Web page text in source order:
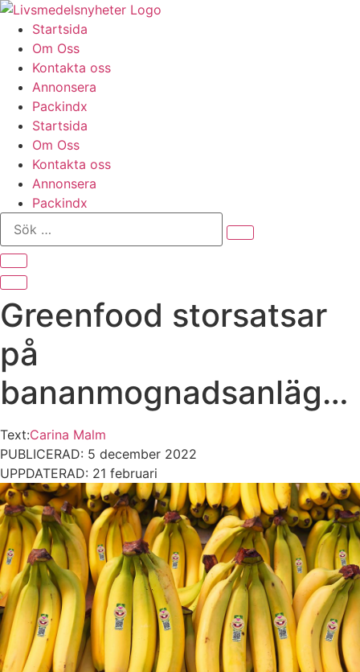
Hoppa
innehåll
Startsida
Om Oss
Kontakta oss
Annonsera
Packindx
Startsida
Om Oss
Kontakta oss
Annonsera
Packindx
Sök
Greenfood storsatsar
på
bananmognadsanläggning
Text:Carina Malm
PUBLICERAD: 5 december 2022
UPPDATERAD: 21 februari